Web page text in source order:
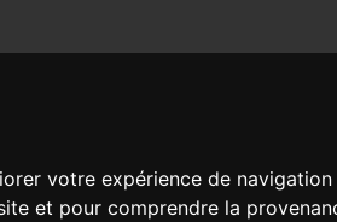
votre expérience de
et pour comprendre la
| France